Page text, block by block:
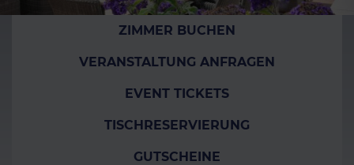
ZIMMER BUCHEN
VERANSTALTUNG ANFRAGEN
EVENT TICKETS
TISCHRESERVIERUNG
GUTSCHEINE